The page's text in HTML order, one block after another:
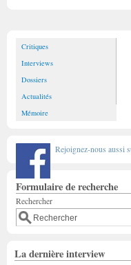
Critiques
Interviews
Dossiers
Actualités
Mémoire
Rejoignez-nous aussi
Formulaire de recherche
Rechercher
La dernière interview